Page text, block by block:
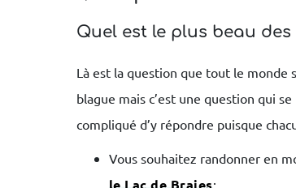
Quel est le plus beau
Là est la question que tout le monde
blague mais c’est une question qui
compliqué d’y répondre puisque
Vous souhaitez randonner en
le Lac de Braies;